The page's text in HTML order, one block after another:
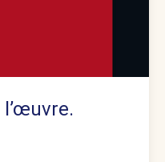
l’œuvre.